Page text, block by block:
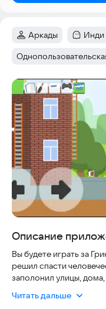
Категория:
Аркады Категория
Инди
Тег:
Описание
Вы будете играть за
решил спасти
заполонил улицы,
Читать дальше